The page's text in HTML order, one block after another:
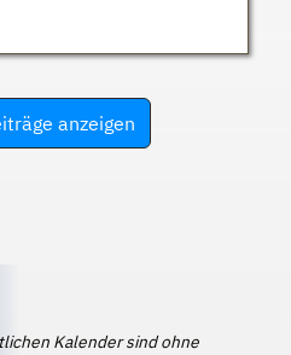
anzeigen
Kalender sind ohne